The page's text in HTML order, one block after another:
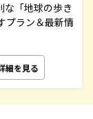
な「地球の歩き
プラン＆最新情
細を見る